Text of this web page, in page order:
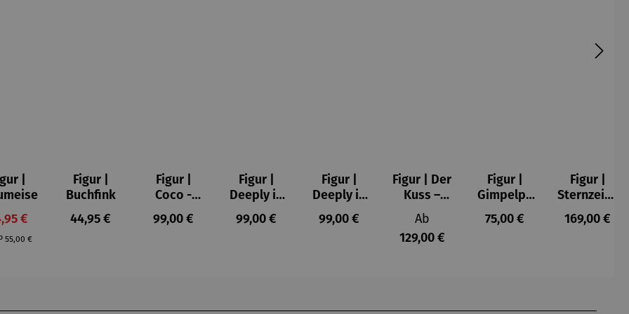
|
€
Regulärer Preis:
55,00 €
Figur |
Buchfink
Regulärer Preis:
44,95 €
Figur |
Coco -
Romero
Britto
Regulärer Preis:
99,00 €
Figur |
Deeply in
Love 1 -
Romero
Regulärer Preis:
99,00 €
Figur |
Deeply in
Love 2 -
Romero
Regulärer Preis:
99,00 €
Figur | Der
Kuss –
Gustav
Klimt
Regulärer Preis:
Ab
129,00 €
Figur |
Gimpelpa
ar
Regulärer Preis:
75,00 €
Figur |
Sternzeich
en -
männlich
Regulärer
169,00 €